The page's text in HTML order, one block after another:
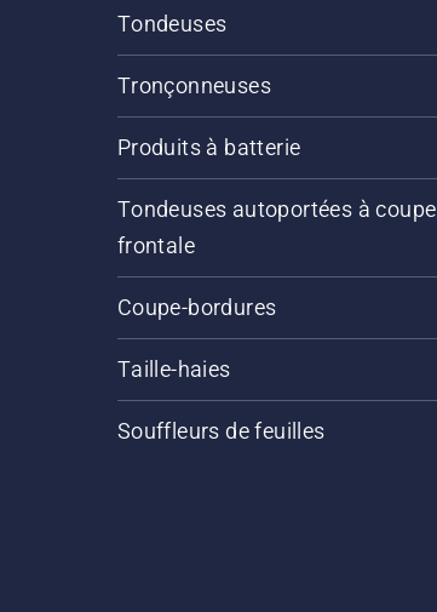
Tondeuses
Tronçonneuses
Produits à batterie
Tondeuses autoportées à coupe
frontale
Coupe-bordures
Taille-haies
Souffleurs de feuilles